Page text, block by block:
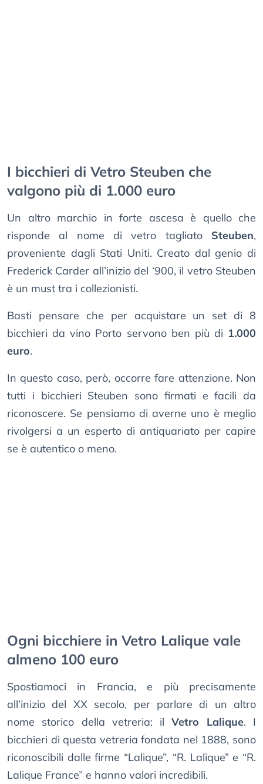
I bicchieri di Vetro Steuben che
valgono più di 1.000 euro
Un altro marchio in forte ascesa è quello che
risponde al nome di vetro tagliato Steuben,
proveniente dagli Stati Uniti. Creato dal genio di
Frederick Carder all’inizio del ‘900, il vetro Steuben
è un must tra i collezionisti.
Basti pensare che per acquistare un set di 8
bicchieri da vino Porto servono ben più di 1.000
euro.
In questo caso, però, occorre fare attenzione. Non
tutti i bicchieri Steuben sono firmati e facili da
riconoscere. Se pensiamo di averne uno è meglio
rivolgersi a un esperto di antiquariato per capire
se è autentico o meno.
Ogni bicchiere in Vetro Lalique vale
almeno 100 euro
Spostiamoci in Francia, e più precisamente
all’inizio del XX secolo, per parlare di un altro
nome storico della vetreria: ilVetro Lalique. I
bicchieri di questa vetreria fondata nel 1888, sono
riconoscibili dalle firme “Lalique”, “R. Lalique” e “R.
Lalique France” e hanno valori incredibili.